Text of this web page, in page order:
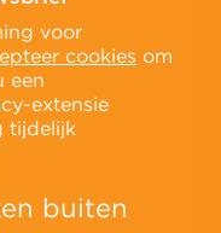
voor
cookies om
een
extensie
tijdelijk
buiten